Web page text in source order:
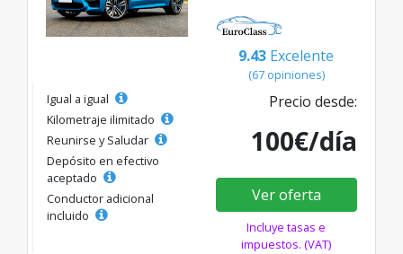
9.43 Excelente
(67 opiniones)
Igual a igual
Kilometraje ilimitado
Reunirse y Saludar
Depósito en efectivo
aceptado
Conductor adicional
incluido
Precio desde:
100€/día
Ver oferta
Incluye tasas e
impuestos. (VAT)